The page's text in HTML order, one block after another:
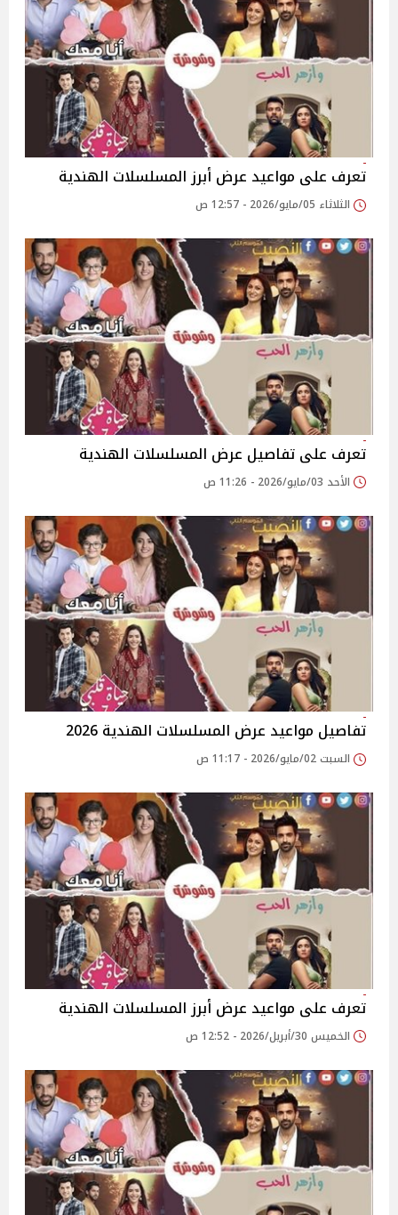
تعرف على مواعيد عرض أبرز المسلسلات الهندية
الثلاثاء 05/مايو/2026 - 12:57 ص
تعرف على تفاصيل عرض المسلسلات الهندية
الأحد 03/مايو/2026 - 11:26 ص
تفاصيل مواعيد عرض المسلسلات الهندية 2026
السبت 02/مايو/2026 - 11:17 ص
تعرف على مواعيد عرض أبرز المسلسلات الهندية
الخميس 30/أبريل/2026 - 12:52 ص